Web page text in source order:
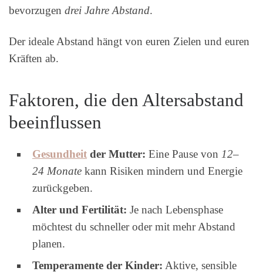
bevorzugen drei Jahre Abstand.
Der ideale Abstand hängt von euren Zielen und euren
Kräften ab.
Faktoren, die den Altersabstand
beeinflussen
Gesundheit der Mutter: Eine Pause von 12–
24 Monate kann Risiken mindern und Energie
zurückgeben.
Alter und Fertilität: Je nach Lebensphase
möchtest du schneller oder mit mehr Abstand
planen.
Temperamente der Kinder: Aktive, sensible